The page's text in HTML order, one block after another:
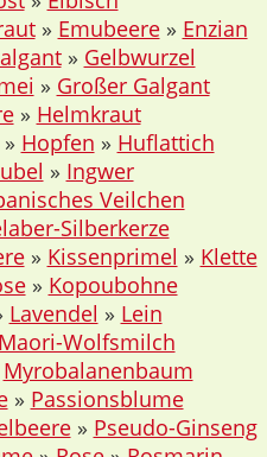
» Emubeere » Enzian
» Gelbwurzel
» Großer Galgant
» Helmkraut
» Hopfen » Huflattich
» Ingwer
Veilchen
Silberkerze
» Kissenprimel » Klette
» Kopoubohne
Lavendel » Lein
Maori-Wolfsmilch
Myrobalanenbaum
» Passionsblume
» Pseudo-Ginseng